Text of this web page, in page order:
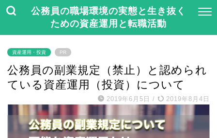
公務員の職場環境の実態と生き抜く
ための資産運用と転職活動
資産運用・投資 PR
公務員の副業規定（禁止）と認められ
ている資産運用（投資）について
2019年6月5日 / 2019年8月4日